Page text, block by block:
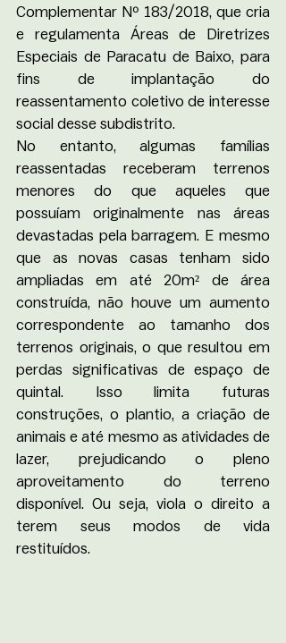
Complementar Nº 183/2018, que cria
e regulamenta Áreas de Diretrizes
Especiais de Paracatu de Baixo, para
fins de implantação do
reassentamento coletivo de interesse
social desse subdistrito.
No entanto, algumas famílias
reassentadas receberam terrenos
menores do que aqueles que
possuíam originalmente nas áreas
devastadas pela barragem. E mesmo
que as novas casas tenham sido
ampliadas em até 20m² de área
construída, não houve um aumento
correspondente ao tamanho dos
terrenos originais, o que resultou em
perdas significativas de espaço de
quintal. Isso limita futuras
construções, o plantio, a criação de
animais e até mesmo as atividades de
lazer, prejudicando o pleno
aproveitamento do terreno
disponível. Ou seja, viola o direito a
terem seus modos de vida
restituídos.